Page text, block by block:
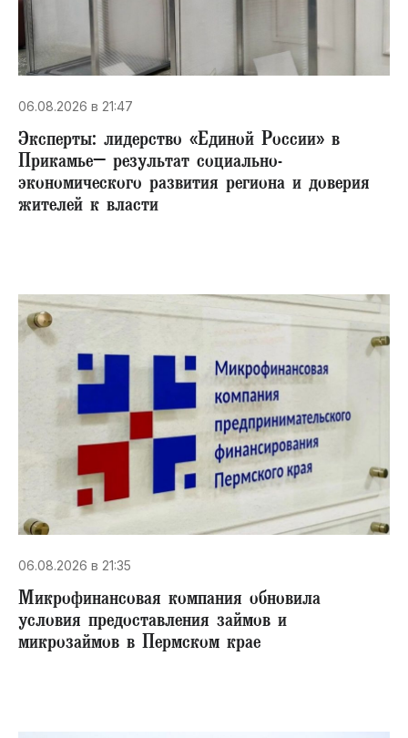
06.08.2026 в 21:47
Эксперты: лидерство «Единой России» в
Прикамье– результат социально-
экономического развития региона и доверия
жителей к власти
06.08.2026 в 21:35
Микрофинансовая компания обновила
условия предоставления займов и
микрозаймов в Пермском крае